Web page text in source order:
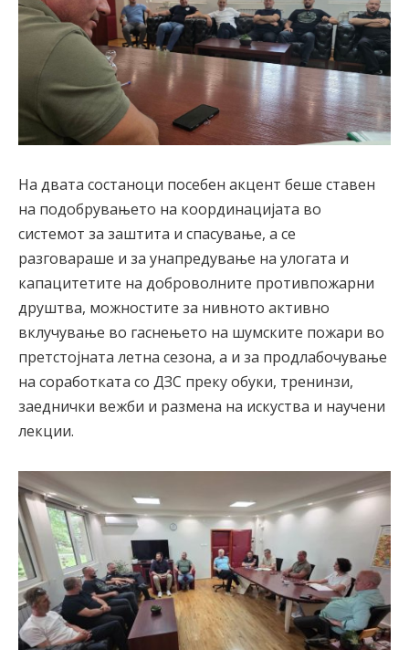
На двата состаноци посебен акцент беше ставен
на подобрувањето на координацијата во
системот за заштита и спасување, а се
разговараше и за унапредување на улогата и
капацитетите на доброволните противпожарни
друштва, можностите за нивното активно
вклучување во гаснењето на шумските пожари во
претстојната летна сезона, а и за продлабочување
на соработката со ДЗС преку обуки, тренинзи,
заеднички вежби и размена на искуства и научени
лекции.